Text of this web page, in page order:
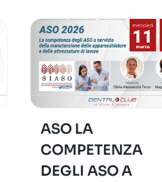
ASO LA
COMPETENZA
DEGLI ASO A